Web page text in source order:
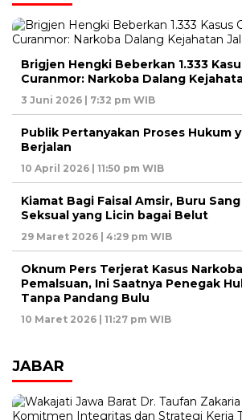
Brigjen Hengki Beberkan 1.333
Curanmor: Narkoba Dalang
3 Juni 2026 | 7:32 pm WIB
Publik Pertanyakan Proses Hukum
Berjalan
10 April 2026 | 11:50 pm WIB
Kiamat Bagi Faisal Amsir, Buru
Seksual yang Licin bagai Belut
29 Maret 2026 | 4:29 pm WIB
Oknum Pers Terjerat Kasus
Pemalsuan, Ini Saatnya Penegak
Tanpa Pandang Bulu
10 Maret 2026 | 11:27 pm WIB
JABAR